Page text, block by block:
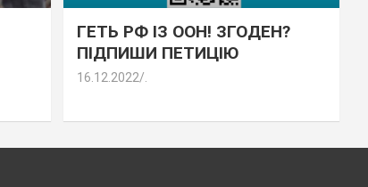
ГЕТЬ РФ ІЗ ООН! ЗГОДЕН?
ПІДПИШИ ПЕТИЦІЮ
16.12.2022